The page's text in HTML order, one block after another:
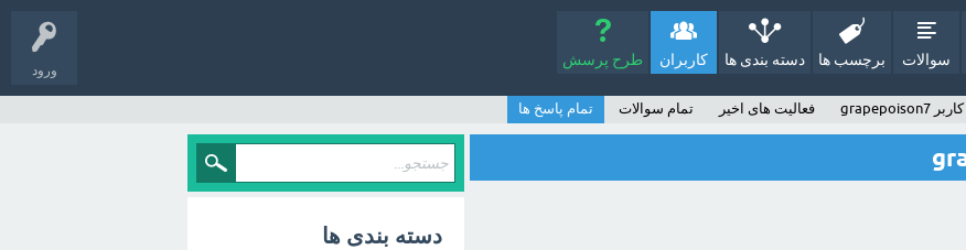
ورود
سوالات برچسب ها دسته بندی ها کاربران طرح پرسش
کاربر grapepoison7 فعالیت های اخیر تمام سوالات تمام پاسخ ها
دسته بندی ها